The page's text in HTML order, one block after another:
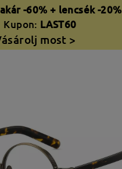
-60% + lencsék -20%
Kupon: LAST60
most >